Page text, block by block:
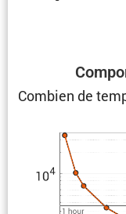
Combien de